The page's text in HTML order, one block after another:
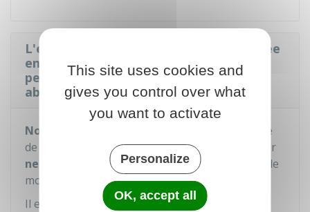
L'employeur peut-il licencier une salariée
enceinte ou en congé de maternité
pendant la période de protection
absolue ?
Non
, pendant le congé maternité et l'intégralité
de la période de protection absolue, l'employeur
ne peut pas licencierla salariée, quel que soit le
motif.
Il est toutefois possible, si l'employeur et la
This site uses cookies and
gives you control over what
you want to activate
Personalize
OK, accept all